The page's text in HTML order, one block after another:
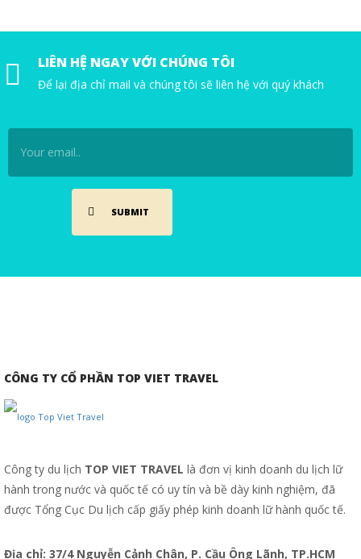
LIÊN HỆ NGAY VỚI CHÚNG TÔI
Để lại địa chỉ mail và chúng tôi sẽ liên hệ với quý khách
CÔNG TY CỔ PHẦN TOP VIET TRAVEL
Công ty du lịch TOP VIET TRAVEL là đơn vị kinh doanh du lịch lữ
hành trong nước và quốc tế có uy tín và bề dày kinh nghiệm, đã
được Tổng Cục Du lịch cấp giấy phép kinh doanh lữ hành quốc tế.
Địa chỉ: 37/4 Nguyễn Cảnh Chân, P. Cầu Ông Lãnh, TP.HCM